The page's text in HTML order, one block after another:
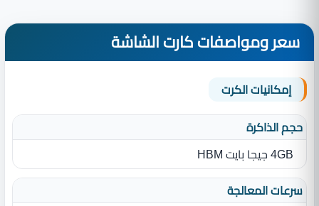
سعر ومواصفات كارت الشاشة
إمكانيات الكرت
حجم الذاكرة
4GB جيجا بايت HBM
سرعات المعالجة